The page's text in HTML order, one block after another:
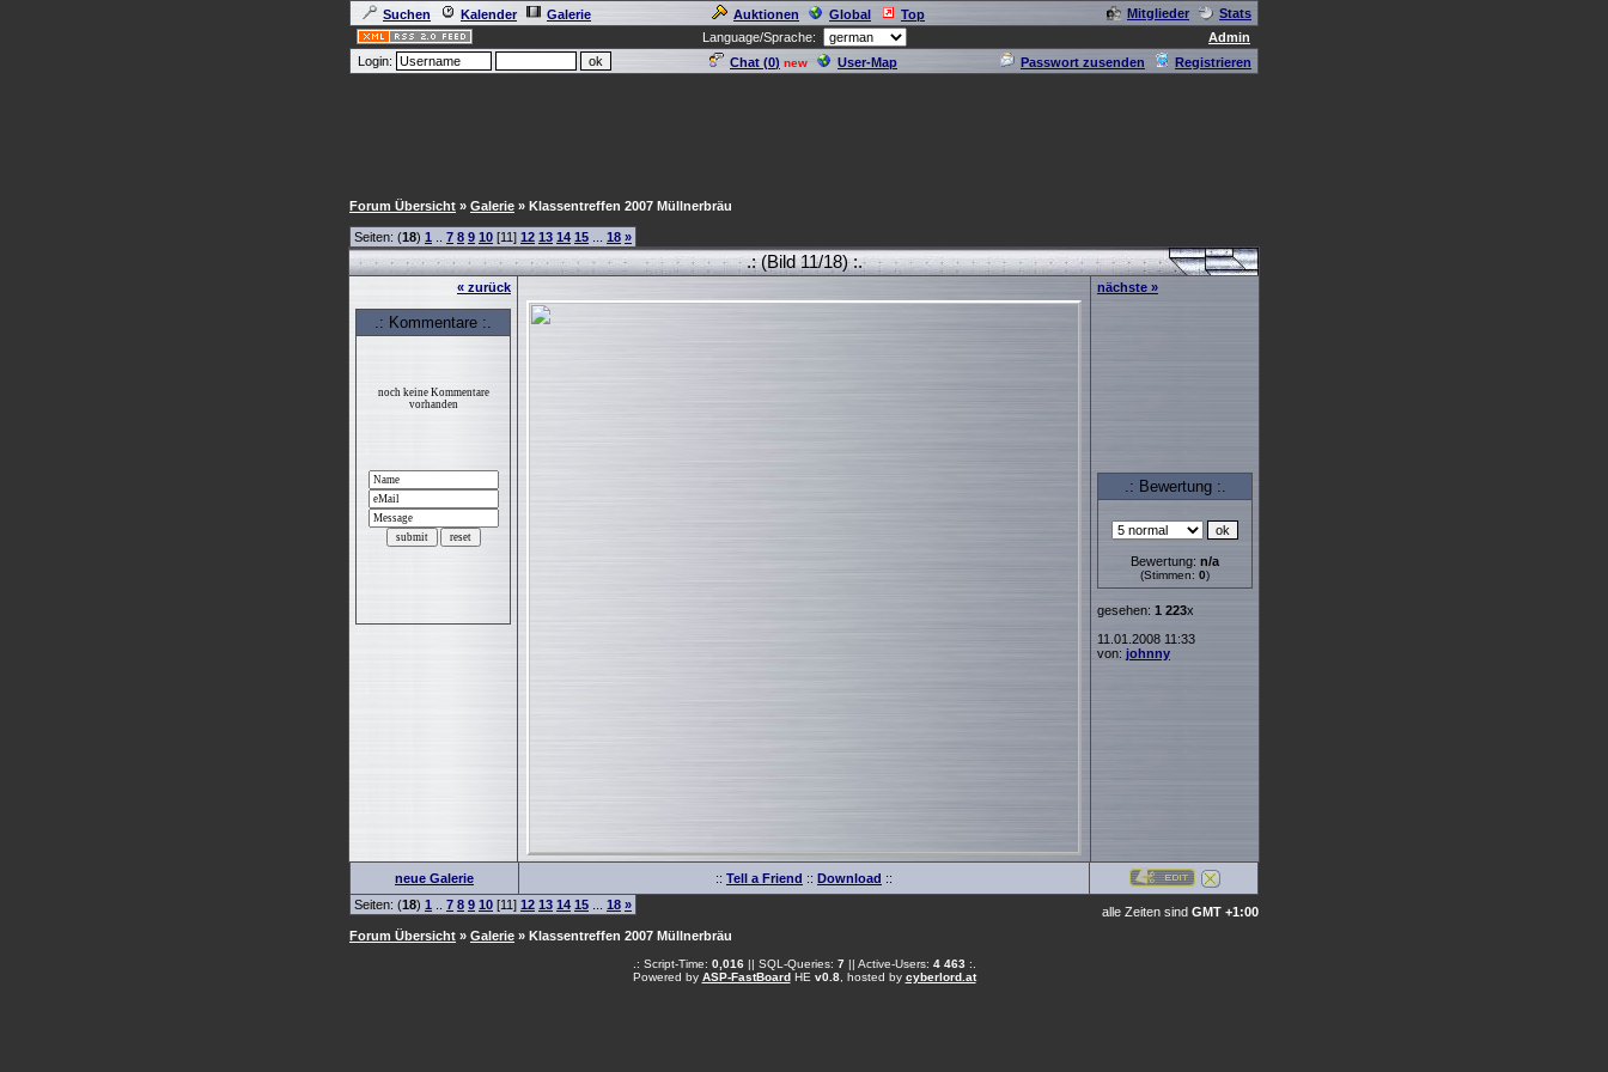
Suchen Kalender Galerie Auktionen Global Top Mitglieder
Stats
Language/Sprache:
Admin
Login:
Chat (0) new User-Map Passwort zusenden Registrieren
Forum Übersicht » Galerie » Klassentreffen 2007 Müllnerbräu
Seiten: (18) 1 7 8 9 10 [11] 12 13 14 15 18 »
.: (Bild 11/18) :.
« zurück
.: Kommentare :.
nächste »
.: Bewertung :.
Bewertung: n/a
(Stimmen: 0)
gesehen: 1 223x
11.01.2008 11:33
von: johnny
neue Galerie :: Tell a Friend :: Download ::
Seiten: (18) 1 7 8 9 10 [11] 12 13 14 15 18 » alle Zeiten sind GMT +1:00
Forum Übersicht » Galerie » Klassentreffen 2007 Müllnerbräu
.: Script-Time: 0,016|| SQL-Queries: 7|| Active-Users: 4 463 :.
Powered by ASP-FastBoardHE v0.8, hosted by cyberlord.at